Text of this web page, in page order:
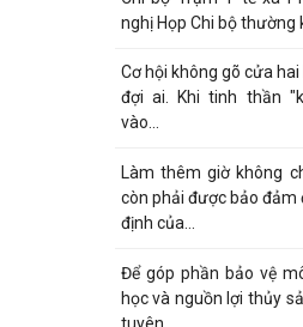
nghị Họp Chi bộ thường
Cơ hội không gõ cửa
đợi ai. Khi tinh thần
vào...
Làm thêm giờ không
còn phải được bảo đảm
định của...
Để góp phần bảo vệ
học và nguồn lợi thủy
tuyên...